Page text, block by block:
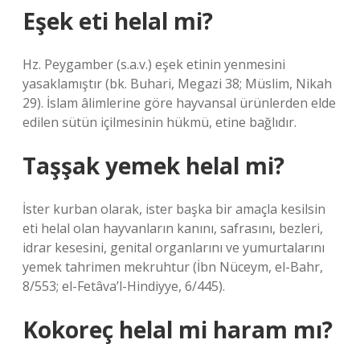
Eşek eti helal mi?
Hz. Peygamber (s.a.v.) eşek etinin yenmesini
yasaklamıştır (bk. Buhari, Megazi 38; Müslim, Nikah
29). İslam âlimlerine göre hayvansal ürünlerden elde
edilen sütün içilmesinin hükmü, etine bağlıdır.
Taşşak yemek helal mi?
İster kurban olarak, ister başka bir amaçla kesilsin
eti helal olan hayvanların kanını, safrasını, bezleri,
idrar kesesini, genital organlarını ve yumurtalarını
yemek tahrimen mekruhtur (İbn Nüceym, el-Bahr,
8/553; el-Fetâva’l-Hindiyye, 6/445).
Kokoreç helal mi haram mı?